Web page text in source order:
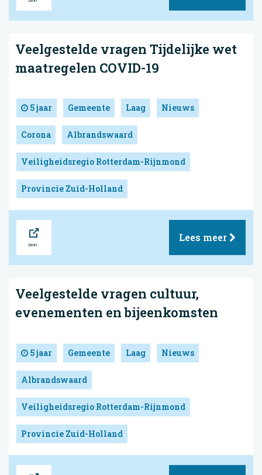
Veelgestelde vragen Tijdelijke wet
maatregelen COVID-19
5 jaar Gemeente Laag Nieuws
Corona Albrandswaard
Veiligheidsregio Rotterdam-Rijnmond
Provincie Zuid-Holland
Lees meer
Veelgestelde vragen cultuur,
evenementen en bijeenkomsten
5 jaar Gemeente Laag Nieuws
Albrandswaard
Veiligheidsregio Rotterdam-Rijnmond
Provincie Zuid-Holland